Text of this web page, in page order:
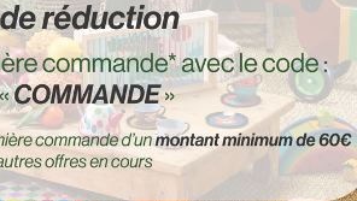
trophy -
Réf. : 2286R